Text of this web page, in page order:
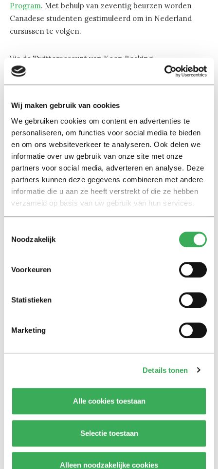
Wij maken gebruik van cookies
We gebruiken cookies om content en advertenties te
personaliseren, om functies voor social media te bieden
en om ons websiteverkeer te analyseren. Ook delen we
informatie over uw gebruik van onze site met onze
partners voor social media, adverteren en analyse. Deze
partners kunnen deze gegevens combineren met andere
informatie die u aan ze heeft verstrekt of die ze hebben
verzameld op basis van uw gebruik van hun services.
Noodzakelijk
Voorkeuren
Statistieken
Marketing
Details tonen
Alle cookies toestaan
Selectie toestaan
Alleen noodzakelijke cookies
Program. Met behulp van zeventig beurzen worden
Canadese studenten gestimuleerd om in Nederland
cursussen te volgen.
Via de Twitteraccount van Koen Becking
(@KoenBecking) blijf je op de hoogte van de
ontwikkelingen.
Early morning running#ottowa. What
a warm welcome for the Dutch!
#MissieCanada #Canada
pic.twitter.com/TcmmWQA5dC
— Koen Becking (@KoenBecking)26 mei
2015
bedreigingen en desinformatie:
ivoren toren uit’
Achtergrond
Kinderen spelen de Zero
kregen er een paar miljoen
inwoners bij’